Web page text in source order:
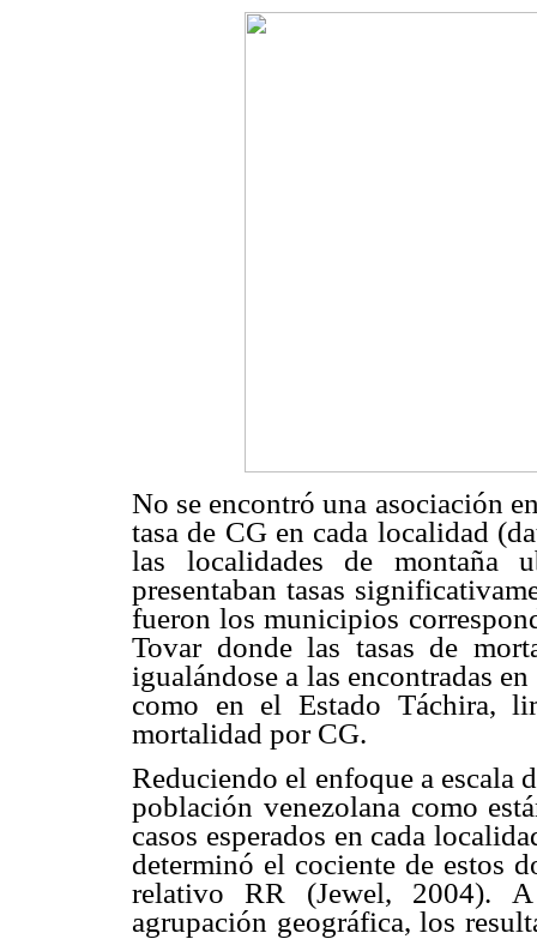
No se encontró una asociación
tasa de CG en cada localidad
las localidades de montaña
presentaban tasas
fueron los municipios
Tovar donde las tasas de
igualándose a las encontradas
como en el Estado Táchira,
mortalidad por CG.
Reduciendo el enfoque a escala
población venezolana como
casos esperados en cada
determinó el cociente de estos
relativo RR (Jewel, 2004).
agrupación geográfica, los